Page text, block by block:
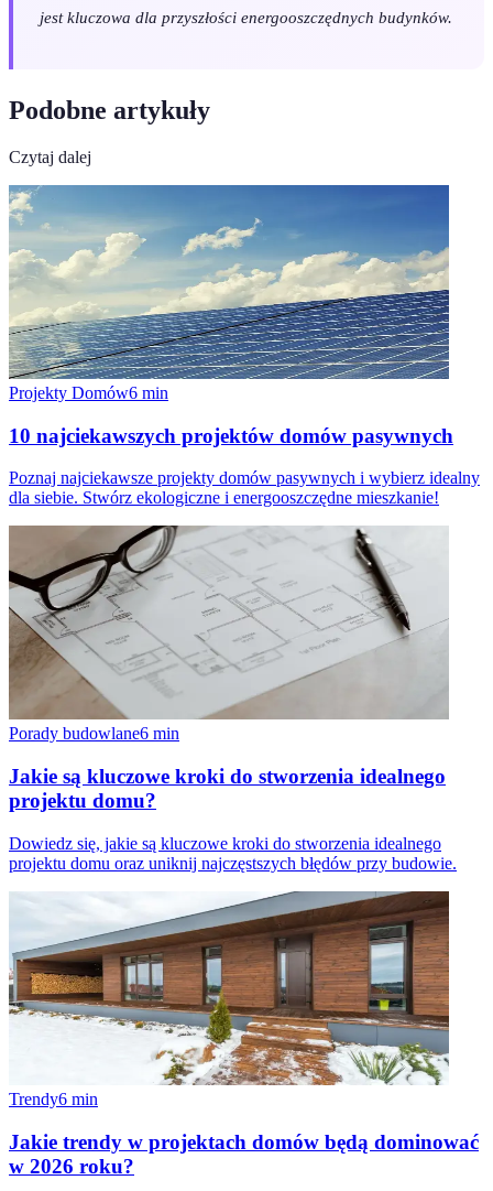
jest kluczowa dla przyszłości energooszczędnych budynków.
Podobne artykuły
Czytaj dalej
Projekty Domów6 min
10 najciekawszych projektów domów pasywnych
Poznaj najciekawsze projekty domów pasywnych i wybierz idealny
dla siebie. Stwórz ekologiczne i energooszczędne mieszkanie!
Porady budowlane6 min
Jakie są kluczowe kroki do stworzenia idealnego
projektu domu?
Dowiedz się, jakie są kluczowe kroki do stworzenia idealnego
projektu domu oraz uniknij najczęstszych błędów przy budowie.
Trendy6 min
Jakie trendy w projektach domów będą dominować
w 2026 roku?